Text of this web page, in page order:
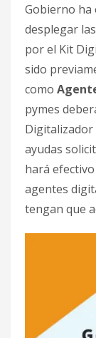
Gobierno ha
desplegar
por el Kit
sido
como
pymes
Digitalizador
ayudas
hará
agentes
tengan que